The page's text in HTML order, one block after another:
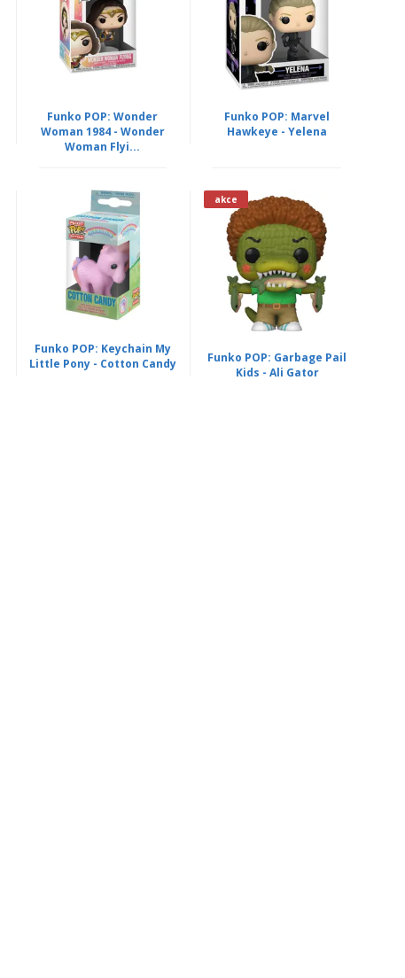
Funko POP: Wonder
Woman 1984 - Wonder
Woman Flyi...
Funko POP: Marvel
Hawkeye - Yelena
Funko POP: Keychain My
Little Pony - Cotton Candy
akce
Funko POP: Garbage Pail
Kids - Ali Gator